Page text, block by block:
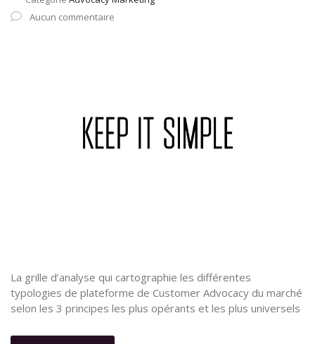
Aucun commentaire
La grille d’analyse qui cartographie les différentes
typologies de plateforme de Customer Advocacy du marché
selon les 3 principes les plus opérants et les plus universels